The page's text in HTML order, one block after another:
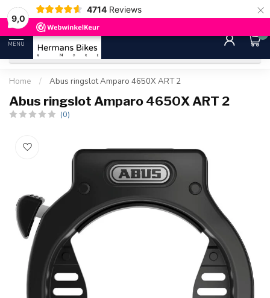
9,0
4714 Reviews ×
30 dagen bedenktijd Gratis
MENU
0
Home / Abus ringslot Amparo 4650X ART 2
Abus ringslot Amparo 4650X ART 2
(0)